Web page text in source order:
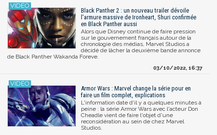
Black Panther 2 : un nouveau trailer dévoile
l'armure massive de Ironheart, Shuri confirmée
en Black Panther aussi
Alors que Disney continue de faire pression
sur le gouvernement français autour de la
chronologie des médias, Marvel Studios a
décidé de lâcher la deuxième bande annonce
de Black Panther Wakanda Foreve.
03/10/2022, 16:37
Armor Wars : Marvel change la série pour en
faire un film complet, explications
L'information date d'il y a quelques minutes à
peine : la série Armor Wars avec l'acteur Don
Cheadle vient de faire l'objet d'une
reconsidération au sein de chez Marvel
Studios.